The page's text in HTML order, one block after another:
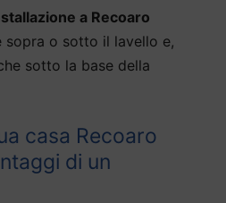
a Recoaro
sopra o sotto il lavello e,
sotto la base della
casa Recoaro
di un